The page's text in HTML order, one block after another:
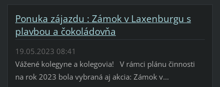
Ponuka zájazdu : Zámok v Laxenburgu s
plavbou a čokoládovňa
19.05.2023 08:41
Vážené kolegyne a kolegovia! V rámci plánu činnosti
na rok 2023 bola vybraná aj akcia: Zámok v...